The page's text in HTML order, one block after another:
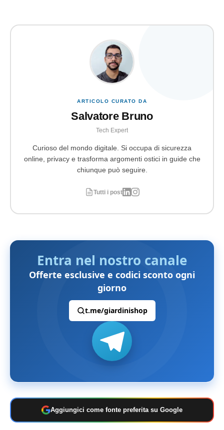
ARTICOLO CURATO DA
Salvatore Bruno
Tech Expert
Curioso del mondo digitale. Si occupa di sicurezza
online, privacy e trasforma argomenti ostici in guide che
chiunque può seguire.
Tutti i post
Entra nel nostro canale
Offerte esclusive e codici sconto ogni
giorno
t.me/giardinishop
Aggiungici come fonte preferita su Google